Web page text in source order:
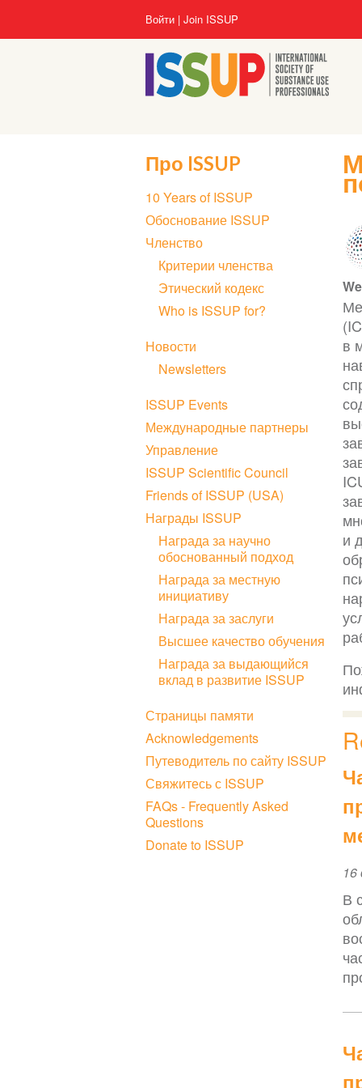
User
account
menu
Войти Join ISSUP
в
и
Date
16
В
Про ISSUP
Section
navigation
10 Years of ISSUP
Обоснование ISSUP
Членство
Критерии членства
Этический кодекс
Who is ISSUP for?
Новости
Newsletters
ISSUP Events
Международные партнеры
Управление
ISSUP Scientific Council
Friends of ISSUP (USA)
Награды ISSUP
Награда за научно
обоснованный подход
Награда за местную
инициативу
Награда за заслуги
Высшее качество обучения
Награда за выдающийся
вклад в развитие ISSUP
Страницы памяти
Acknowledgements
Путеводитель по сайту ISSUP
Свяжитесь с ISSUP
FAQs - Frequently Asked
Questions
Donate to ISSUP